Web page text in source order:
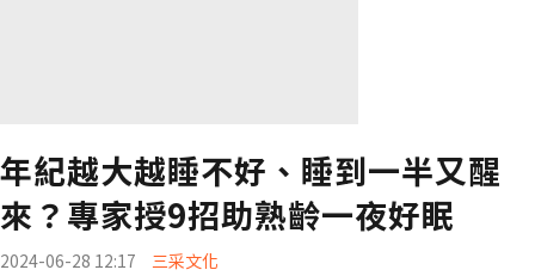
年紀越大越睡不好、睡到一半又醒
來？專家授9招助熟齡一夜好眠
2024-06-28 12:17 三采文化